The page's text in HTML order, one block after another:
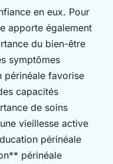
en eux. Pour
apporte également
du bien-être
symptômes
périnéale favorise
capacités
de soins
vieillesse active
périnéale
périnéale